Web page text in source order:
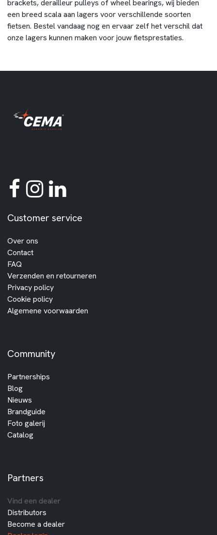
brackets, derailleur pulleys of wheel bearings, wij bieden
een breed scala aan lagers voor verschillende soorten
fietsen. Bestel vandaag nog en ervaar zelf het verschil dat
onze lagers kunnen maken voor jouw fietsprestaties.
Customer service
Over ons
Contact
FAQ
Verzenden en retourneren
Privacy policy
Cookie policy
Algemene voorwaarden
Community
Partnerships
Blog
Nieuws
Brandguide
Foto galerij
Catalog
Partners
Vind een dealer
Distributors
Become a dealer